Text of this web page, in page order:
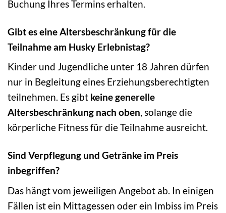
Buchung Ihres Termins erhalten.
Gibt es eine Altersbeschränkung für die
Teilnahme am Husky Erlebnistag?
Kinder und Jugendliche unter 18 Jahren dürfen
nur in Begleitung eines Erziehungsberechtigten
teilnehmen. Es gibt keine generelle
Altersbeschränkung nach oben, solange die
körperliche Fitness für die Teilnahme ausreicht.
Sind Verpflegung und Getränke im Preis
inbegriffen?
Das hängt vom jeweiligen Angebot ab. In einigen
Fällen ist ein Mittagessen oder ein Imbiss im Preis